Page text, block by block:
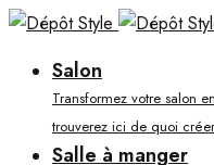
Salon
Transformez votre salon
trouverez ici de quoi
Salle à manger